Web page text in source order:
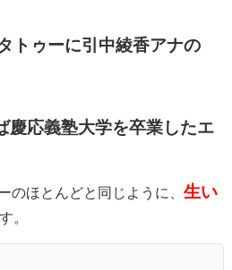
トゥーに引中綾香アナの
慶応義塾大学を卒業したエ
のほとんどと同じように、 生い
。